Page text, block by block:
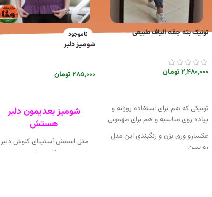
تونیک بته جقه الیاف طبیعی
۲,۴۸۰,۰۰۰تومان
تونیکی که هم برای استفاده روزانه و
پیاده روی مناسبه و هم برای مهمونی
عکسارو ورق بزن و رنگبندی این مدل
رو ببین
ناموجود
شومیز دلبر
۲۸۵,۰۰۰تومان
شومیز بعدیمون دلبر
هستش
مثل اسمش آستینای کلوش دلبر
وخاص داره.